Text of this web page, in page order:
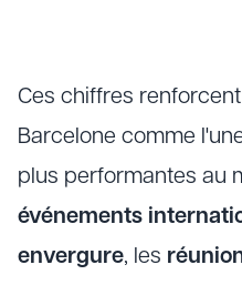
Ces chiffres
Barcelone comme
plus performantes au
événements
envergure, les